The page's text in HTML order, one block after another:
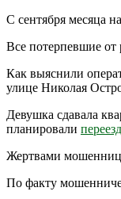
С сентября месяца
Все потерпевшие от
Как выяснили
улице Николая
Девушка сдавала
планировали
Жертвами
По факту